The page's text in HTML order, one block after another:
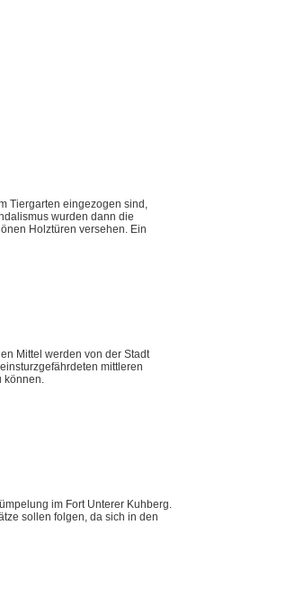
Tiergarten eingezogen sind,
wurden dann die
Holztüren versehen. Ein
Mittel werden von der Stadt
mittleren
im Fort Unterer Kuhberg.
sollen folgen, da sich in den